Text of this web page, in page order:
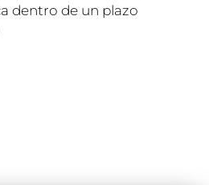
dentro de un plazo